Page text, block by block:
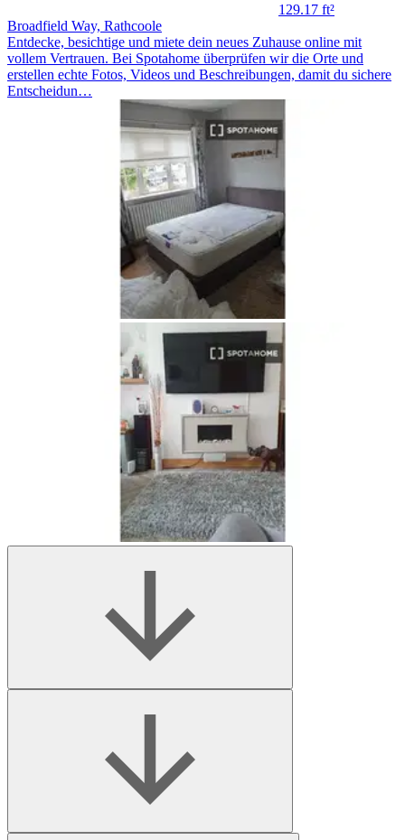
129.17 ft²
Broadfield Way, Rathcoole
Entdecke, besichtige und miete dein neues Zuhause online mit
vollem Vertrauen. Bei Spotahome überprüfen wir die Orte und
erstellen echte Fotos, Videos und Beschreibungen, damit du sichere
Entscheidun…